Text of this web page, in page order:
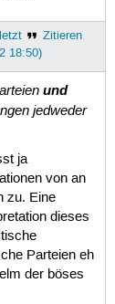
Zitieren
18:50)
und
jedweder
ja
von an
zu. Eine
dieses
Parteien eh
der böses